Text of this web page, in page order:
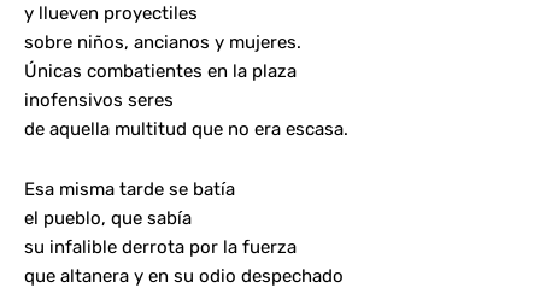
y llueven proyectiles
sobre niños, ancianos y mujeres.
Únicas combatientes en la plaza
inofensivos seres
de aquella multitud que no era escasa.
Esa misma tarde se batía
el pueblo, que sabía
su infalible derrota por la fuerza
que altanera y en su odio despechado